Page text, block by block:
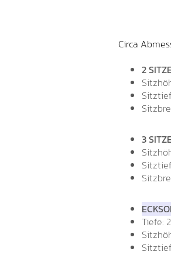
Circa
2
3
Tiefe: